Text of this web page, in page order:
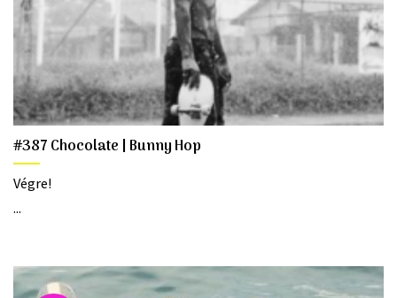
#387 Chocolate | Bunny Hop
Végre!
...